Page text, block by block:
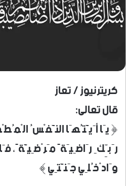
كريترنيوز / تعاز
قال تعالى:
﴿ يَا أَيَّتُهَا النَّفْسُ
رَبِّكِ رَاضِيَةً مَرْضِيَّةً،
وَادْخُلِي جَنَّتِي ﴾